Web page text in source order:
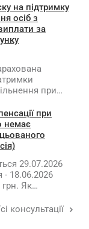
роботодавці?
на підтримку
осіб з
за
при
для
підтримку
з
при
немає
29.07.2026
- 18.06.2026
грн. Як
відпустки при
консультації